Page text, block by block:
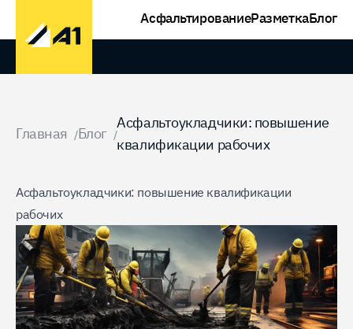
АсфальтированиеРазметкаБлог
Главная /Блог /
Асфальтоукладчики: повышение
квалификации рабочих
Асфальтоукладчики: повышение квалификации
рабочих